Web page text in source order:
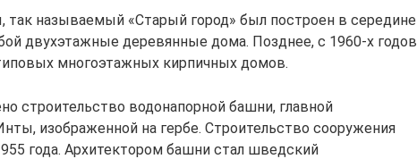
так называемый «Старый город» был построен в середине
двухэтажные деревянные дома. Позднее, с 1960-х годов
многоэтажных кирпичных домов.
строительство водонапорной башни, главной
изображенной на гербе. Строительство сооружения
года. Архитектором башни стал шведский